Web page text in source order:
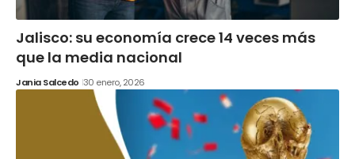
Jalisco: su economía crece 14 veces más
que la media nacional
Jania Salcedo 30 enero, 2026